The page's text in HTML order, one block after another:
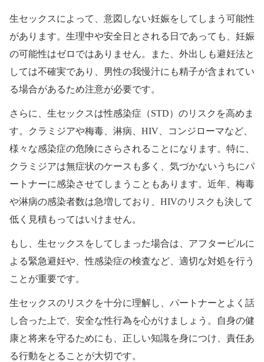
生セックスによって、意図しない妊娠をしてしまう可能性
があります。生理中や安全日とされる日であっても、妊娠
の可能性はゼロではありません。また、外出しも避妊法と
しては不確実であり、男性の我慢汁にも精子が含まれてい
る場合があるため注意が必要です。
さらに、生セックスは性感染症（STD）のリスクを高めま
す。クラミジアや梅毒、淋病、HIV、コンジローマなど、
様々な感染症の危険にさらされることになります。特に、
クラミジアは無症状のケースも多く、気づかないうちにパ
ートナーに感染させてしまうこともあります。近年、梅毒
や淋病の感染者数は急増しており、HIVのリスクも決して
低く見積もってはいけません。
もし、生セックスをしてしまった場合は、アフターピルに
よる緊急避妊や、性感染症の検査など、適切な対処を行う
ことが重要です。
生セックスのリスクを十分に理解し、パートナーとよく話
し合った上で、安全な性行為を心がけましょう。自身の健
康と将来を守るためにも、正しい知識を身につけ、責任あ
る行動をとることが大切です。